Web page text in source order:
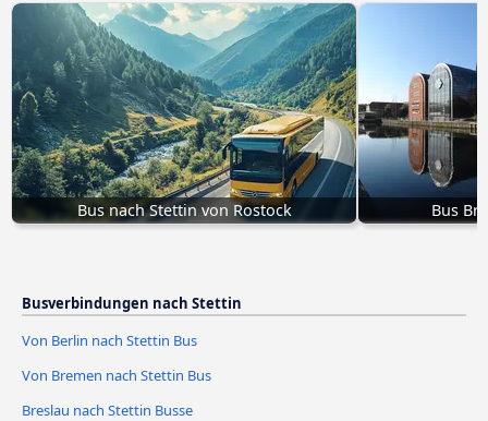
Bus nach Stettin von Rostock Bus
Busverbindungen nach Stettin
Von Berlin nach Stettin Bus
Von Bremen nach Stettin Bus
Breslau nach Stettin Busse